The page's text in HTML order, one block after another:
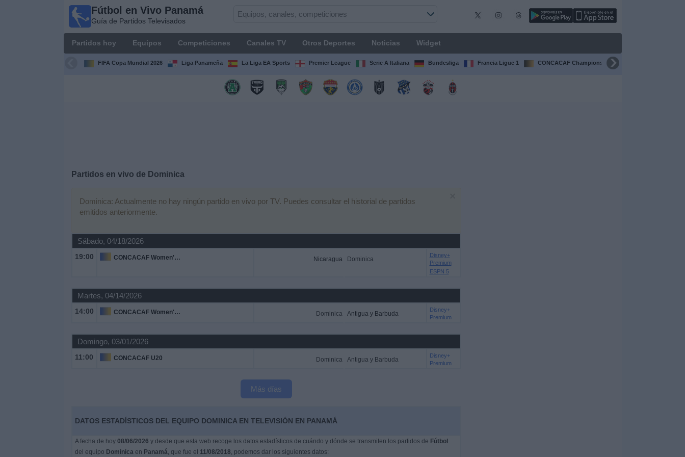
Fútbol en Vivo Panamá
Guía de Partidos Televisados
Partidos hoy Equipos Competiciones Canales TV Otros Deportes Noticias Widget
FIFA Copa Mundial 2026 Liga Panameña La Liga EA Sports Premier League Serie A Italiana Bundesliga Francia Ligue 1 CONCACAF Champions Cup
Partidos en vivo de Dominica
Dominica: Actualmente no hay ningún partido en vivo por TV. Puedes consultar el historial de partidos
emitidos anteriormente.
Sábado, 04/18/2026
19:00 CONCACAF Women's Championship Nicaragua Dominica
Disney+
Premium
ESPN 5
Martes, 04/14/2026
14:00 CONCACAF Women's Championship Dominica Antigua y Barbuda
Disney+
Premium
Domingo, 03/01/2026
11:00 CONCACAF U20 Dominica Antigua y Barbuda
Disney+
Premium
Más días
DATOS ESTADÍSTICOS DEL EQUIPO DOMINICA EN TELEVISIÓN EN PANAMÁ
A fecha de hoy 08/06/2026 y desde que esta web recoge los datos estadísticos de cuándo y dónde se transmiten los partidos de Fútbol
del equipo Dominicaen Panamá, que fue el 11/08/2018, podemos dar los siguientes datos:
Panamá